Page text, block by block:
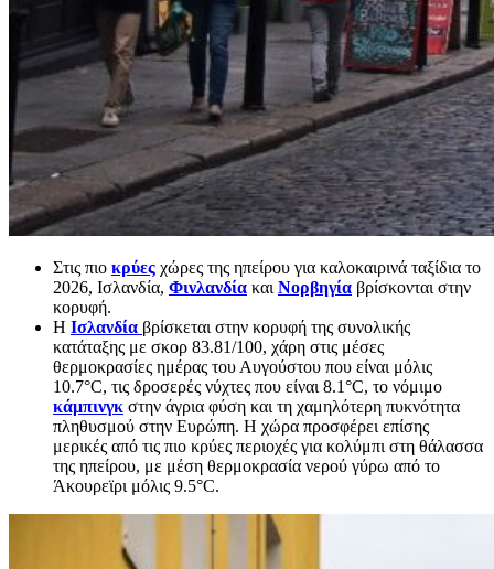
Στις πιο κρύες χώρες της ηπείρου για καλοκαιρινά ταξίδια το
2026, Ισλανδία, Φινλανδία και Νορβηγία βρίσκονται στην
κορυφή.
Η Ισλανδία βρίσκεται στην κορυφή της συνολικής
κατάταξης με σκορ 83.81/100, χάρη στις μέσες
θερμοκρασίες ημέρας του Αυγούστου που είναι μόλις
10.7°C, τις δροσερές νύχτες που είναι 8.1°C, το νόμιμο
κάμπινγκ στην άγρια ​​φύση και τη χαμηλότερη πυκνότητα
πληθυσμού στην Ευρώπη. Η χώρα προσφέρει επίσης
μερικές από τις πιο κρύες περιοχές για κολύμπι στη θάλασσα
της ηπείρου, με μέση θερμοκρασία νερού γύρω από το
Άκουρεϊρι μόλις 9.5°C.